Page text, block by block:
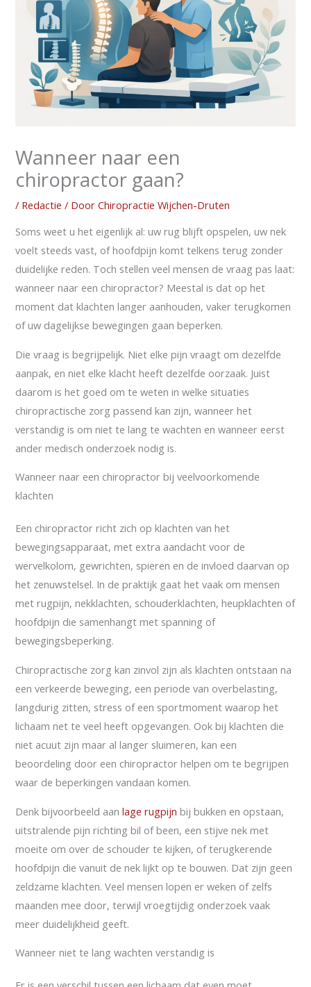
Wanneer naar een
chiropractor gaan?
/ Redactie / DoorChiropractie Wijchen-Druten
Soms weet u het eigenlijk al: uw rug blijft opspelen, uw nek
voelt steeds vast, of hoofdpijn komt telkens terug zonder
duidelijke reden. Toch stellen veel mensen de vraag pas laat:
wanneer naar een chiropractor? Meestal is dat op het
moment dat klachten langer aanhouden, vaker terugkomen
of uw dagelijkse bewegingen gaan beperken.
Die vraag is begrijpelijk. Niet elke pijn vraagt om dezelfde
aanpak, en niet elke klacht heeft dezelfde oorzaak. Juist
daarom is het goed om te weten in welke situaties
chiropractische zorg passend kan zijn, wanneer het
verstandig is om niet te lang te wachten en wanneer eerst
ander medisch onderzoek nodig is.
Wanneer naar een chiropractor bij veelvoorkomende
klachten
Een chiropractor richt zich op klachten van het
bewegingsapparaat, met extra aandacht voor de
wervelkolom, gewrichten, spieren en de invloed daarvan op
het zenuwstelsel. In de praktijk gaat het vaak om mensen
met rugpijn, nekklachten, schouderklachten, heupklachten of
hoofdpijn die samenhangt met spanning of
bewegingsbeperking.
Chiropractische zorg kan zinvol zijn als klachten ontstaan na
een verkeerde beweging, een periode van overbelasting,
langdurig zitten, stress of een sportmoment waarop het
lichaam net te veel heeft opgevangen. Ook bij klachten die
niet acuut zijn maar al langer sluimeren, kan een
beoordeling door een chiropractor helpen om te begrijpen
waar de beperkingen vandaan komen.
Denk bijvoorbeeld aanlage rugpijn bij bukken en opstaan,
uitstralende pijn richting bil of been, een stijve nek met
moeite om over de schouder te kijken, of terugkerende
hoofdpijn die vanuit de nek lijkt op te bouwen. Dat zijn geen
zeldzame klachten. Veel mensen lopen er weken of zelfs
maanden mee door, terwijl vroegtijdig onderzoek vaak
meer duidelijkheid geeft.
Wanneer niet te lang wachten verstandig is